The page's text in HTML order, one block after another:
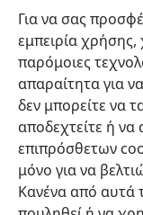
Για να σας
εμπειρία
παρόμοιες
απαραίτητα για
δεν μπορείτε να
αποδεχτείτε ή
επιπρόσθετων
μόνο για να
Κανένα από αυτά
προγενέστερούς
άλλον θεό και
προσβάλεις,+και
Copyright© 2026
Όροι Χρήσης